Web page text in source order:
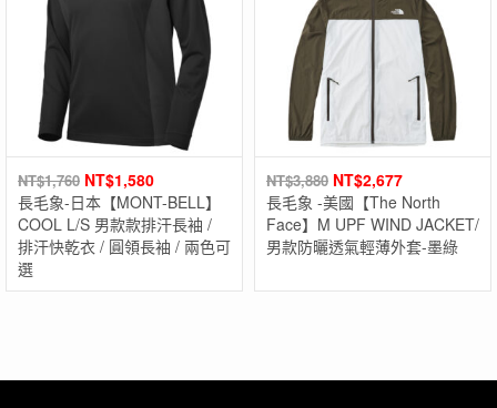
NT$1,760 NT$1,580
長毛象-日本【MONT-BELL】
COOL L/S 男款款排汗長袖 /
排汗快乾衣 / 圓領長袖 / 兩色可
選
NT$3,880 NT$2,677
長毛象 -美國【The North
Face】M UPF WIND JACKET/
男款防曬透氣輕薄外套-墨綠